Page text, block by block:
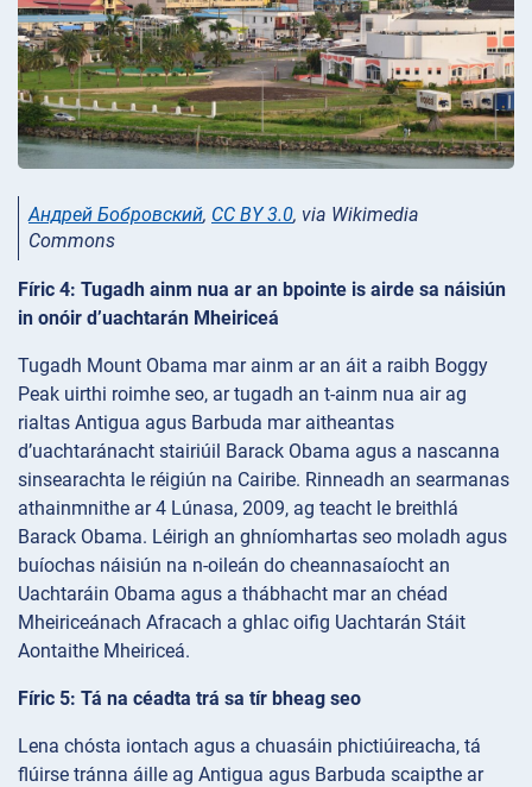
Андрей Бобровский, CC BY 3.0, via Wikimedia
Commons
Fíric 4: Tugadh ainm nua ar an bpointe is airde sa náisiún
in onóir d’uachtarán Mheiriceá
Tugadh Mount Obama mar ainm ar an áit a raibh Boggy
Peak uirthi roimhe seo, ar tugadh an t-ainm nua air ag
rialtas Antigua agus Barbuda mar aitheantas
d’uachtaránacht stairiúil Barack Obama agus a nascanna
sinsearachta le réigiún na Cairibe. Rinneadh an searmanas
athainmnithe ar 4 Lúnasa, 2009, ag teacht le breithlá
Barack Obama. Léirigh an ghníomhartas seo moladh agus
buíochas náisiún na n-oileán do cheannasaíocht an
Uachtaráin Obama agus a thábhacht mar an chéad
Mheiriceánach Afracach a ghlac oifig Uachtarán Stáit
Aontaithe Mheiriceá.
Fíric 5: Tá na céadta trá sa tír bheag seo
Lena chósta iontach agus a chuasáin phictiúireacha, tá
flúirse tránna áille ag Antigua agus Barbuda scaipthe ar